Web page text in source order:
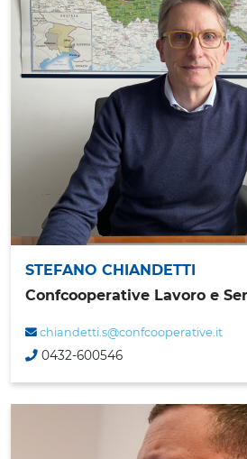
STEFANO CHIANDETTI
Confcooperative Lavoro e
chiandetti.s@confcooperative.it
0432-600546